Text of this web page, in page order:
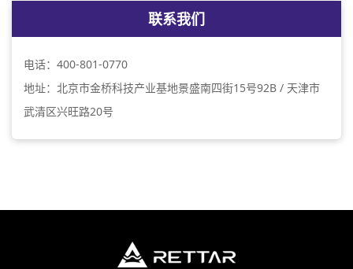
联系我们
电话：400-801-0770
地址：北京市金桥科技产业基地景盛南四街15号92B / 天津市
武清区兴旺路20号